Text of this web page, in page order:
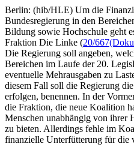
Berlin: (hib/HLE) Um die
Bundesregierung in den
Bildung sowie Hochschule geht
Fraktion Die Linke (20/667
Die Regierung soll angeben,
Bereichen im Laufe der 20.
eventuelle Mehrausgaben zu
diesem Fall soll die Regierung
erfolgen, benennen. In der
die Fraktion, die neue Koalition
Menschen unabhängig von ihrer
zu bieten. Allerdings fehle im
finanzielle Unterfütterung für die